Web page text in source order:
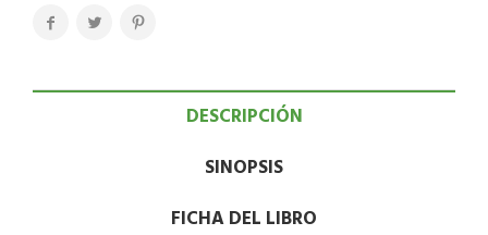
DESCRIPCIÓN
SINOPSIS
FICHA DEL LIBRO